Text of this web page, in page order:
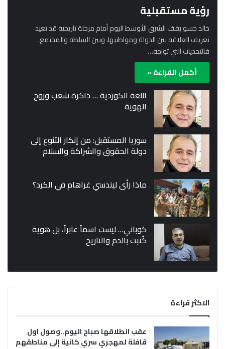
رؤية مستقبلية
خالد حسو يقف الشرق الأوسط اليوم أمام مرحلة تاريخية قد تعيد
تعريف العلاقة بين الدولة ومواطنيها، وبين السلطة والمجتمع.
فالتحديات التي تواجه…
أكمل القراءة »
اللغة الكوردية … ذاكرة شعب وروح
الهوية
سوريا المستقبل: من إنكار التنوع إلى
دولة الحقوق والشراكة والسلام
ماذا رأى ليندسي غراهام في الكرد؟
كوباني… ليست اسماً عابراً، بل هوية
كُتبت بالدم والتاريخ
الاكثر قراءة
عقب انطلاقها صباح اليوم..وصول اول
قافلة لمهجري سري كانية إلى مناطقهم